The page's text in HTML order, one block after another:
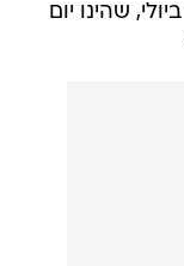
הקנדי (CBC). ההכרזה יצאה היום, 1 ביולי, שהינו יום